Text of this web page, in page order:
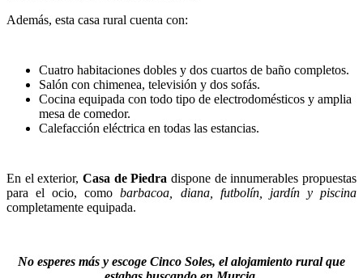
Además, esta casa rural cuenta con:
Cuatro habitaciones dobles y dos cuartos de baño completos.
Salón con chimenea, televisión y dos sofás.
Cocina equipada con todo tipo de electrodomésticos y amplia
mesa de comedor.
Calefacción eléctrica en todas las estancias.
En el exterior, Casa de Piedra dispone de innumerables propuestas
para el ocio, comobarbacoa, diana, futbolín, jardín y piscina
completamente equipada.
No esperes más y escoge Cinco Soles, el alojamiento rural que